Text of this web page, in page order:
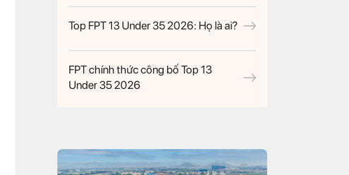
Top FPT 13 Under 35 2026: Họ là ai?
FPT chính thức công bố Top 13
Under 35 2026